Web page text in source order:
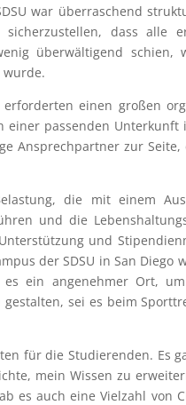
war überraschend
dass alle
überwältigend
wurde.
einen großen
passenden Unterkunft
Ansprechpartner zur
die mit einem
und die
und
der SDSU in San Diego
ein angenehmer Ort,
sei es beim
für die Studierenden. Es
mein Wissen zu
es auch eine Vielzahl von